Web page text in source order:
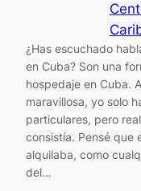
¿Has escuchado
en Cuba? Son una
hospedaje en Cuba.
maravillosa, yo solo
particulares, pero
consistía. Pensé que
alquilaba, como
del…